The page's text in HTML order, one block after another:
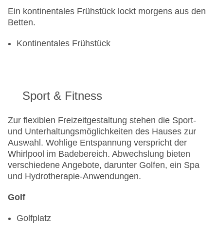
Ein kontinentales Frühstück lockt morgens aus den
Betten.
Kontinentales Frühstück
Sport & Fitness
Zur flexiblen Freizeitgestaltung stehen die Sport-
und Unterhaltungsmöglichkeiten des Hauses zur
Auswahl. Wohlige Entspannung verspricht der
Whirlpool im Badebereich. Abwechslung bieten
verschiedene Angebote, darunter Golfen, ein Spa
und Hydrotherapie-Anwendungen.
Golf
Golfplatz